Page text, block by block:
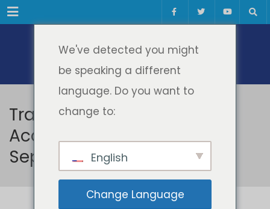
Meniul
Training programme –
Accelerate Future HEI –
September 2025
We've detected you might
be speaking a different
language. Do you want to
change to:
English
Change Language